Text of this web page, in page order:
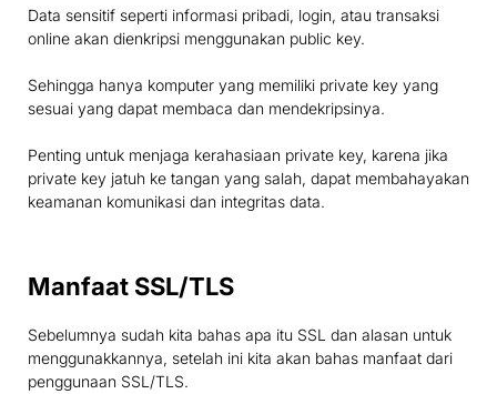
Data sensitif seperti informasi pribadi, login, atau transaksi
online akan dienkripsi menggunakan public key.
Sehingga hanya komputer yang memiliki private key yang
sesuai yang dapat membaca dan mendekripsinya.
Penting untuk menjaga kerahasiaan private key, karena jika
private key jatuh ke tangan yang salah, dapat membahayakan
keamanan komunikasi dan integritas data.
Manfaat SSL/TLS
Sebelumnya sudah kita bahas apa itu SSL dan alasan untuk
menggunakkannya, setelah ini kita akan bahas manfaat dari
penggunaan SSL/TLS.